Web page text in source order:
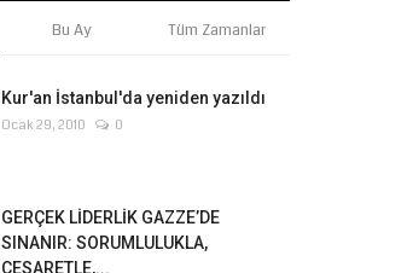
Bu Ay Tüm Zamanlar
Kur'an İstanbul'da yeniden yazıldı
Ocak 29, 2010 0
GERÇEK LİDERLİK GAZZE’DE
SINANIR: SORUMLULUKLA,
CESARETLE,...